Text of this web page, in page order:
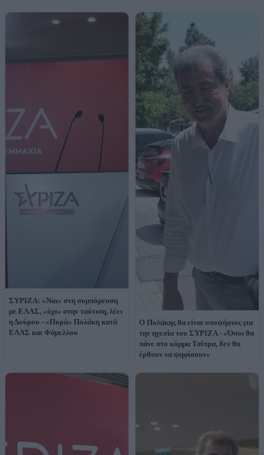
ΣΥΡΙΖΑ: «Ναι» στη συμπόρευση
με ΕΛΑΣ, «όχι» στην ταύτιση, λέει
η Δούρου - «Πυρά» Πολάκη κατά
ΕΛΑΣ και Φάμελλου
Ο Πολάκης θα είναι υποψήφιος για
την ηγεσία του ΣΥΡΙΖΑ - «Όσοι θα
πάνε στο κόμμα Τσίπρα, δεν θα
έρθουν να ψηφίσουν»